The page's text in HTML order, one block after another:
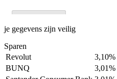
je gegevens zijn veilig
Sparen
Revolut
3,10%
BUNQ
3,01%